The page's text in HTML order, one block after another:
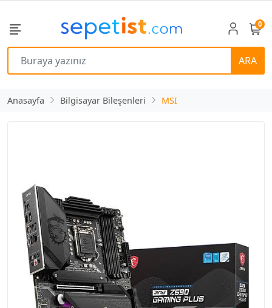
ARA
0
Anasayfa Bilgisayar Bileşenleri MSI